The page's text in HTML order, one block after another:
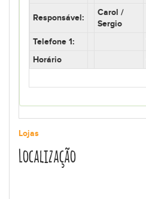
Responsável:
Carol /
Sergio
Telefone 1:
Horário
Lojas
Localização